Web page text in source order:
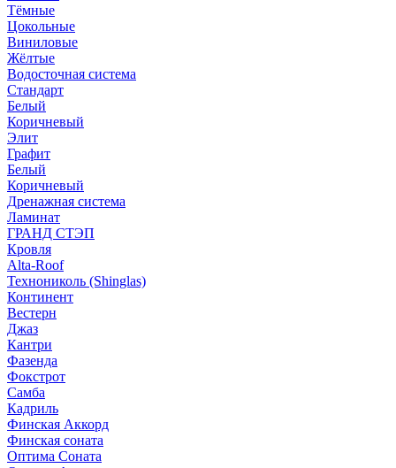
Тёмные
Цокольные
Виниловые
Жёлтые
Водосточная система
Стандарт
Белый
Коричневый
Элит
Графит
Белый
Коричневый
Дренажная система
Ламинат
ГРАНД СТЭП
Кровля
Alta-Roof
Технониколь (Shinglas)
Континент
Вестерн
Джаз
Кантри
Фазенда
Фокстрот
Самба
Кадриль
Финская Аккорд
Финская соната
Оптима Соната